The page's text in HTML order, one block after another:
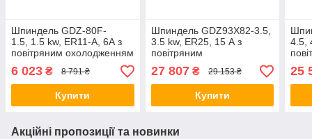
Шпиндель GDZ-80F-
1.5, 1.5 kw, ER11-A, 6А з
повітряним охолодженням
6 023 ₴ 8 791 ₴
Купити
Шпиндель GDZ93Х82-3.5,
3.5 kw, ER25, 15 А з
повітряним
керамічні підшипники
27 807₴ 29 153 ₴
Купити
4.5,
25
Акційні пропозиції та новинки